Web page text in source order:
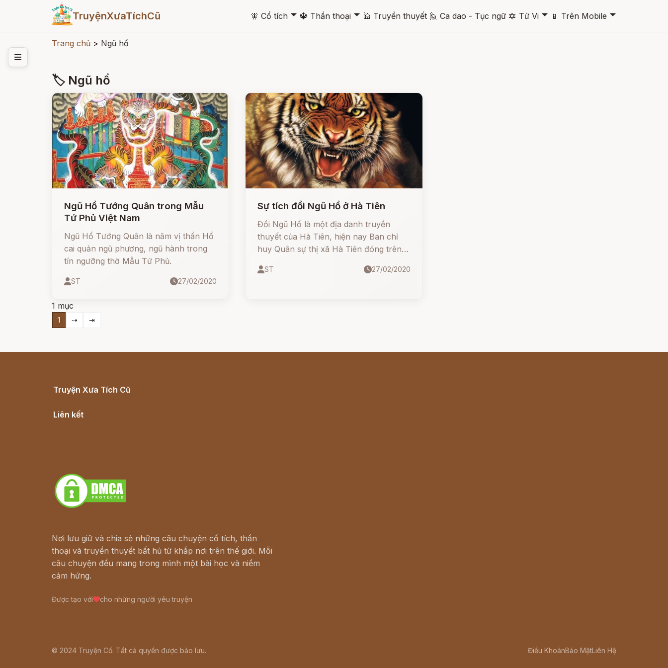
TruyệnXưaTíchCũ 🧚 Cổ tích 🞃 🔱 Thần thoại 🞃 🕌 Truyền thuyết 🙋 Ca dao - Tục ngữ 🔯 Tử Vi 🞃 📱 Trên Mobile 🞃
Trang chủ > Ngũ hổ
🏷 Ngũ hổ
Ngũ Hổ Tướng Quân trong Mẫu
Tứ Phủ Việt Nam
Ngũ Hổ Tướng Quân là năm vị thần Hổ
cai quản ngũ phương, ngũ hành trong
tín ngưỡng thờ Mẫu Tứ Phủ.
ST 27/02/2020
Sự tích đồi Ngũ Hổ ở Hà Tiên
Đồi Ngũ Hổ là một địa danh truyền
thuyết của Hà Tiên, hiện nay Ban chỉ
huy Quân sự thị xã Hà Tiên đóng trên
miếu và tượng của 5 con hổ (4 con
ST 27/02/2020
1 mục
1 ⇢ ⇥
Truyện Xưa Tích Cũ
Liên kết
Nơi lưu giữ và chia sẻ những câu chuyện cổ tích, thần
thoại và truyền thuyết bất hủ từ khắp nơi trên thế giới. Mỗi
câu chuyện đều mang trong mình một bài học và niềm
cảm hứng.
Được tạo với cho những người yêu truyện
© 2024 Truyện Cổ. Tất cả quyền được bảo lưu. Điều KhoảnBảo MậtLiên Hệ